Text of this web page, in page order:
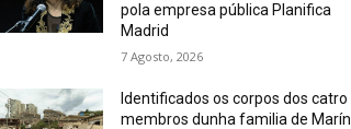
pola empresa pública Planifica
Madrid
7 Agosto, 2026
Identificados os corpos dos catro
membros dunha familia de Marín